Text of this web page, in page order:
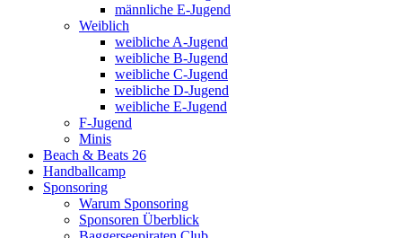
männliche E-Jugend
Weiblich
weibliche A-Jugend
weibliche B-Jugend
weibliche C-Jugend
weibliche D-Jugend
weibliche E-Jugend
F-Jugend
Minis
Beach & Beats 26
Handballcamp
Sponsoring
Warum Sponsoring
Sponsoren Überblick